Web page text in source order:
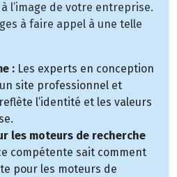
l’image de votre entreprise.
à faire appel à une telle
: Les experts en conception
site professionnel et
l’identité et les valeurs
les moteurs de recherche
compétente sait comment
pour les moteurs de